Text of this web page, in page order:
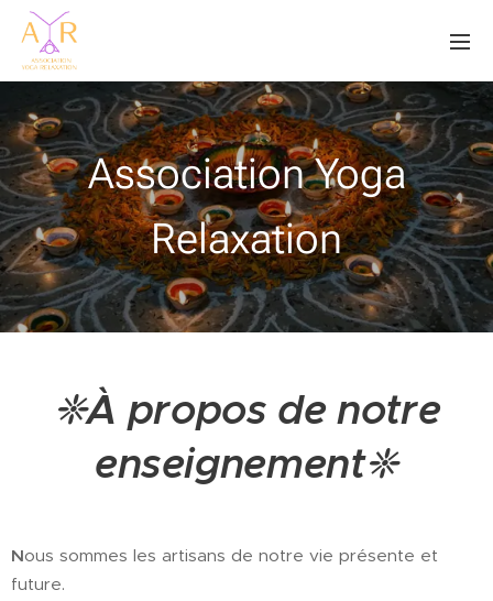
Association Yoga
Relaxation
❈À propos de notre
enseignement❈
Nous sommes les artisans de notre vie présente et
future.